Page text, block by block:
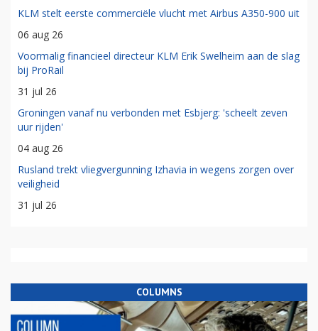
KLM stelt eerste commerciële vlucht met Airbus A350-900 uit
06 aug 26
Voormalig financieel directeur KLM Erik Swelheim aan de slag
bij ProRail
31 jul 26
Groningen vanaf nu verbonden met Esbjerg: 'scheelt zeven
uur rijden'
04 aug 26
Rusland trekt vliegvergunning Izhavia in wegens zorgen over
veiligheid
31 jul 26
COLUMNS